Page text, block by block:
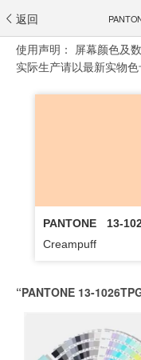
返回
使用声明： 屏幕颜色及
实际生产请以最新实物色
PANTONE
13-
Creampuff
“PANTONE 13-